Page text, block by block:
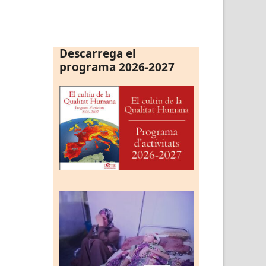
Descarrega el
programa 2026-2027